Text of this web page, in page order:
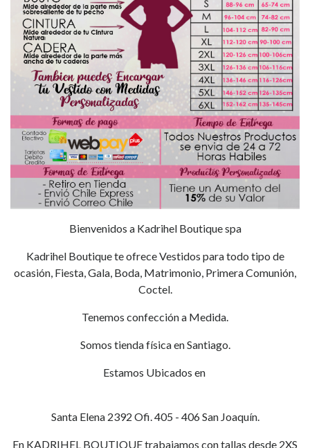
Bienvenidos a Kadrihel Boutique spa
Kadrihel Boutique te ofrece Vestidos para todo tipo de
ocasión, Fiesta, Gala, Boda, Matrimonio, Primera Comunión,
Coctel.
Tenemos confección a Medida.
Somos tienda física en Santiago.
Estamos Ubicados en
Santa Elena 2392 Ofi. 405 - 406 San Joaquín.
En KADRIHEL BOUTIQUE trabajamos con tallas desde 2XS